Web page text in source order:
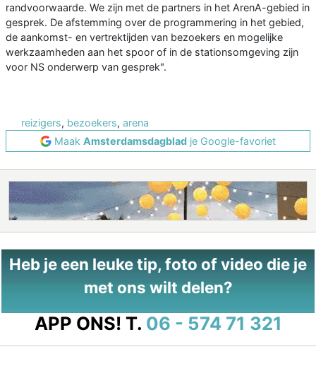
randvoorwaarde. We zijn met de partners in het ArenA-gebied in
gesprek. De afstemming over de programmering in het gebied,
de aankomst- en vertrektijden van bezoekers en mogelijke
werkzaamheden aan het spoor of in de stationsomgeving zijn
voor NS onderwerp van gesprek".
reizigers, bezoekers, arena
Maak Amsterdamsdagblad je Google-favoriet
Heb je een leuke tip, foto of video die je
met ons wilt delen?
APP ONS! T. 06 - 574 71 321